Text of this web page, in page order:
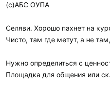
(с)АБС ОУПА
Селяви. Хорошо пахнет на
Чисто, там где метут, а не
Нужно определиться с
Площадка для общения или